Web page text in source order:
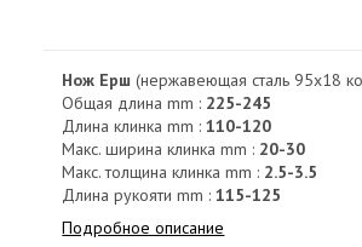
Нож Ерш (нержавеющая сталь 95х18
Общая длина mm : 225-245
Длина клинка mm :110-120
Макс. ширина клинка mm : 20-30
Макс. толщина клинка mm : 2.5-3.5
Длина рукояти mm :115-125
Подробное описание